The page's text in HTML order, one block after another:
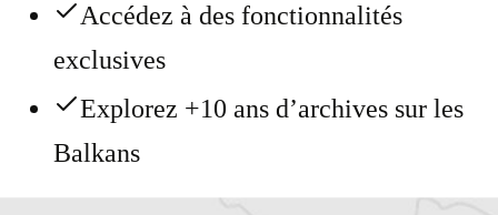
Accédez à des fonctionnalités
exclusives
Explorez +10 ans d’archives sur les
Balkans